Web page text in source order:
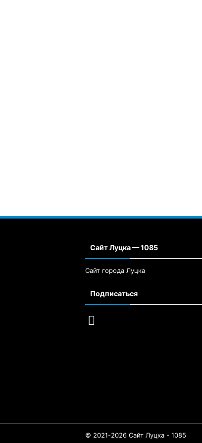
Сайт Луцка — 1085
Сайт города Луцка
Подписаться
© 2021-2026 Сайт Луцка - 1085